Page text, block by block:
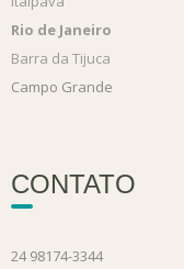
Rio de Janeiro
Barra da Tijuca
Campo Grande
CONTATO
24 98174-3344